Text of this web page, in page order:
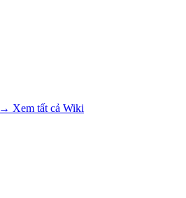
→ Xem tất cả Wiki